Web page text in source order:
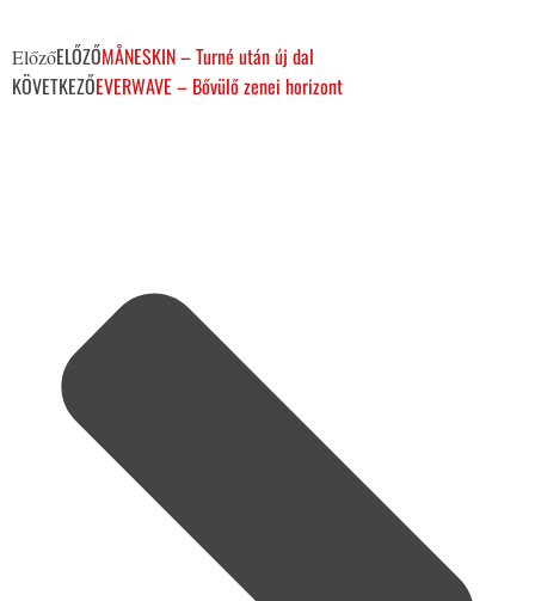
ElőzőELŐZŐMÅNESKIN – Turné után új dal
KÖVETKEZŐEVERWAVE – Bővülő zenei horizont